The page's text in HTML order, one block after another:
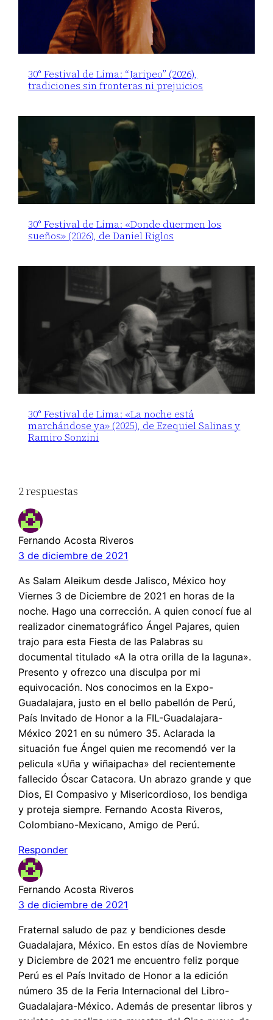
30° Festival de Lima: “Jaripeo” (2026),
tradiciones sin fronteras ni prejuicios
30° Festival de Lima: «Donde duermen los
sueños» (2026), de Daniel Riglos
30° Festival de Lima: «La noche está
marchándose ya» (2025), de Ezequiel Salinas y
Ramiro Sonzini
2 respuestas
Fernando Acosta Riveros
3 de diciembre de 2021
As Salam Aleikum desde Jalisco, México hoy
Viernes 3 de Diciembre de 2021 en horas de la
noche. Hago una corrección. A quien conocí fue al
realizador cinematográfico Ángel Pajares, quien
trajo para esta Fiesta de las Palabras su
documental titulado «A la otra orilla de la laguna».
Presento y ofrezco una disculpa por mi
equivocación. Nos conocimos en la Expo-
Guadalajara, justo en el bello pabellón de Perú,
País Invitado de Honor a la FIL-Guadalajara-
México 2021 en su número 35. Aclarada la
situación fue Ángel quien me recomendó ver la
pelicula «Uña y wiñaipacha» del recientemente
fallecido Óscar Catacora. Un abrazo grande y que
Dios, El Compasivo y Misericordioso, los bendiga
y proteja siempre. Fernando Acosta Riveros,
Colombiano-Mexicano, Amigo de Perú.
Responder
Fernando Acosta Riveros
3 de diciembre de 2021
Fraternal saludo de paz y bendiciones desde
Guadalajara, México. En estos días de Noviembre
y Diciembre de 2021 me encuentro feliz porque
Perú es el País Invitado de Honor a la edición
número 35 de la Feria Internacional del Libro-
Guadalajara-México. Además de presentar libros y